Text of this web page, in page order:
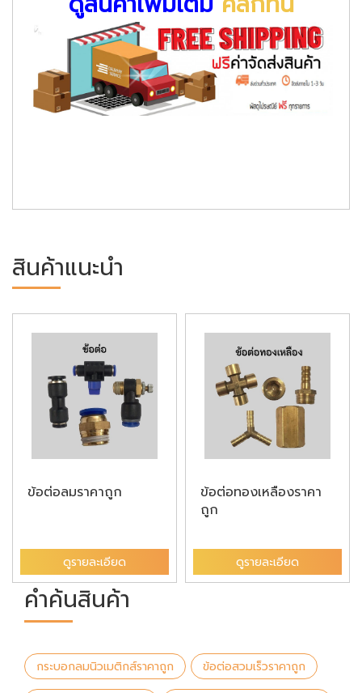
สินค้าแนะนำ
ข้อต่อลมราคาถูก
ดูรายละเอียด
ข้อต่อทองเหลืองราคา
ถูก
ดูรายละเอียด
คำค้นสินค้า
กระบอกลมนิวเมติกส์ราคาถูก ข้อต่อสวมเร็วราคาถูก